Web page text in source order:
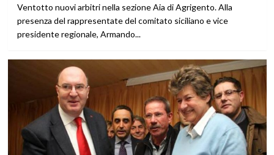
Ventotto nuovi arbitri nella sezione Aia di Agrigento. Alla
presenza del rappresentate del comitato siciliano e vice
presidente regionale, Armando...